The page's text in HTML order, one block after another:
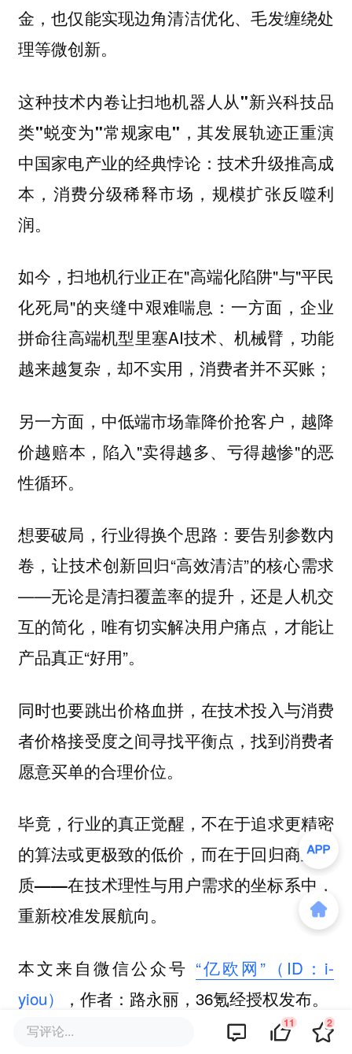
金，也仅能实现边角清洁优化、毛发缠绕处
理等微创新。
这种技术内卷让扫地机器人从"新兴科技品
类"蜕变为"常规家电"，其发展轨迹正重演
中国家电产业的经典悖论：技术升级推高成
本，消费分级稀释市场，规模扩张反噬利
润。
如今，扫地机行业正在"高端化陷阱"与"平民
化死局"的夹缝中艰难喘息：一方面，企业
拼命往高端机型里塞AI技术、机械臂，功能
越来越复杂，却不实用，消费者并不买账；
另一方面，中低端市场靠降价抢客户，越降
价越赔本，陷入"卖得越多、亏得越惨"的恶
性循环。
想要破局，行业得换个思路：要告别参数内
卷，让技术创新回归“高效清洁”的核心需求
——无论是清扫覆盖率的提升，还是人机交
互的简化，唯有切实解决用户痛点，才能让
产品真正“好用”。
同时也要跳出价格血拼，在技术投入与消费
者价格接受度之间寻找平衡点，找到消费者
愿意买单的合理价位。
毕竟，行业的真正觉醒， 不在于追求更精密
的算法或更极致的低价，而在于回归商业本
质——在技术理性与用户需求的坐标系中，
重新校准发展航向。
本文来自微信公众号 “亿欧网”（ID：i-
yiou）
，作者：路永丽，36氪经授权发布。
该文观点仅代表作者本人，36氪平台仅提供信息存储空间服务。
写评论... 11 2